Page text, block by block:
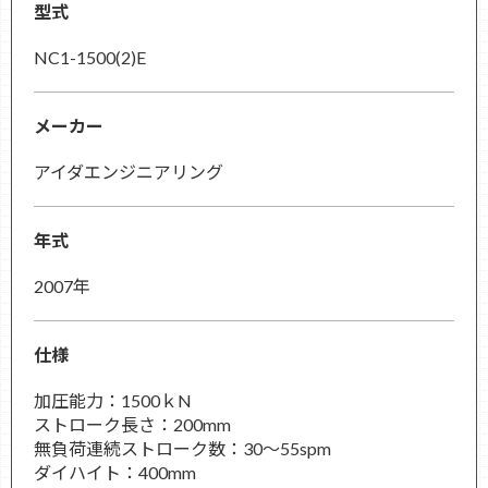
型式
NC1-1500(2)E
メーカー
アイダエンジニアリング
年式
2007年
仕様
加圧能力：1500ｋN
ストローク長さ：200mm
無負荷連続ストローク数：30～55spm
ダイハイト：400mm